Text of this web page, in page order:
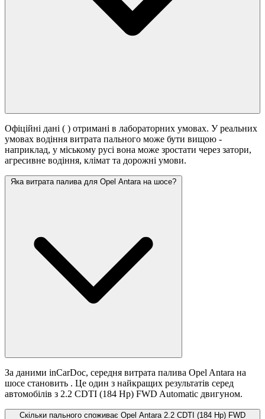
Офіційні дані ( ) отримані в лабораторних умовах. У реальних
умовах водіння витрата пального може бути вищою -
наприклад, у міському русі вона може зростати через затори,
агресивне водіння, клімат та дорожні умови.
Яка витрата палива для Opel Antara на шосе?
За даними inCarDoc, середня витрата палива Opel Antara на
шосе становить . Це один з найкращих результатів серед
автомобілів з 2.2 CDTI (184 Hp) FWD Automatic двигуном.
Скільки пального споживає Opel Antara 2.2 CDTI (184 Hp) FWD